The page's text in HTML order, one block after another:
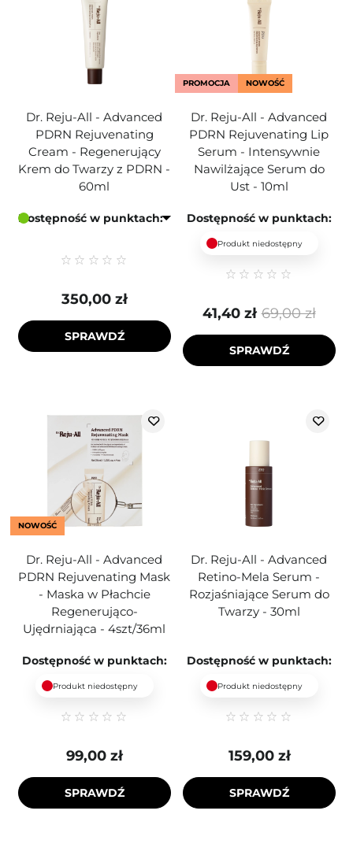
Dr. Reju-All - Advanced
PDRN Rejuvenating
Cream - Regenerujący
Krem do Twarzy z PDRN -
60ml
Dostępność w punktach:
350,00 zł
SPRAWDŹ
PROMOCJA NOWOŚĆ
Dr. Reju-All - Advanced
PDRN Rejuvenating Lip
Serum - Intensywnie
Nawilżające Serum do
Ust - 10ml
Dostępność w punktach:
Produkt niedostępny
69,00 zł
41,40 zł
SPRAWDŹ
NOWOŚĆ
Dr. Reju-All - Advanced
PDRN Rejuvenating Mask
- Maska w Płachcie
Regenerująco-
Ujędrniająca - 4szt/36ml
Dostępność w punktach:
Produkt niedostępny
99,00 zł
SPRAWDŹ
Dr. Reju-All - Advanced
Retino-Mela Serum -
Rozjaśniające Serum do
Twarzy - 30ml
Dostępność w punktach:
Produkt niedostępny
159,00 zł
SPRAWDŹ